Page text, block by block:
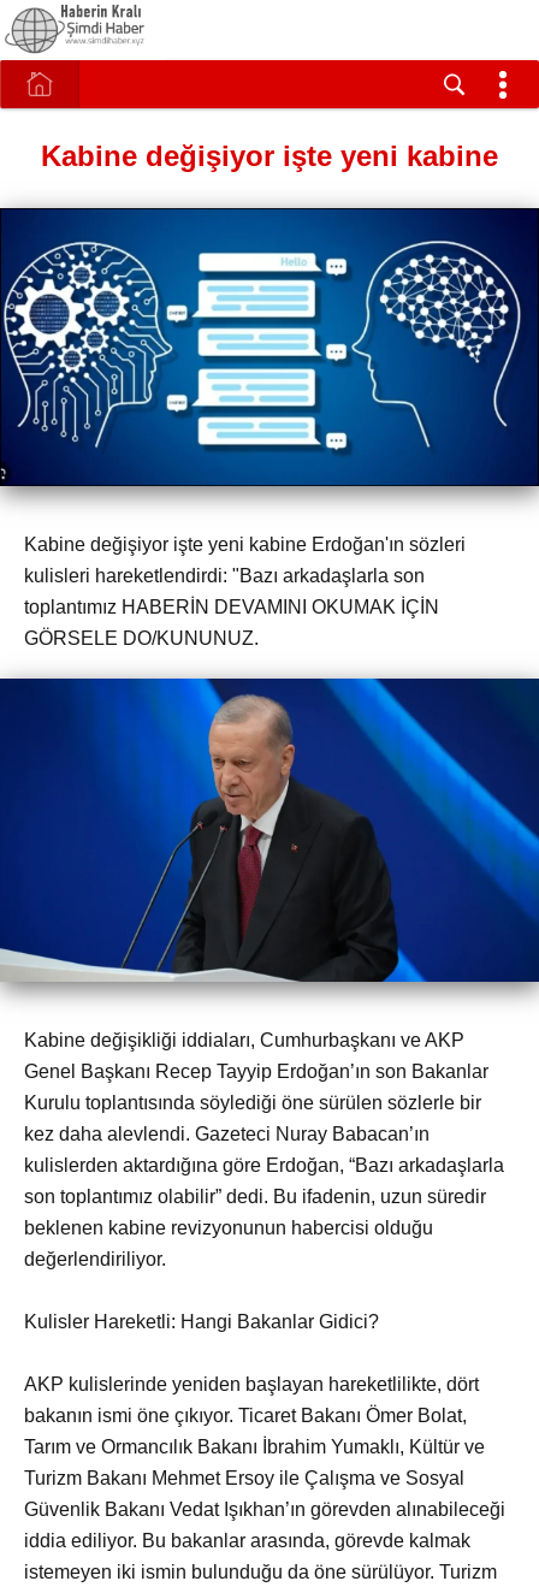
Kabine değişiyor işte yeni kabine
Kabine değişiyor işte yeni kabine Erdoğan'ın sözleri
kulisleri hareketlendirdi: "Bazı arkadaşlarla son
toplantımız HABERİN DEVAMINI OKUMAK İÇİN
GÖRSELE DO/KUNUNUZ.
Kabine değişikliği iddiaları, Cumhurbaşkanı ve AKP
Genel Başkanı Recep Tayyip Erdoğan’ın son Bakanlar
Kurulu toplantısında söylediği öne sürülen sözlerle bir
kez daha alevlendi. Gazeteci Nuray Babacan’ın
kulislerden aktardığına göre Erdoğan, “Bazı arkadaşlarla
son toplantımız olabilir” dedi. Bu ifadenin, uzun süredir
beklenen kabine revizyonunun habercisi olduğu
değerlendiriliyor.
Kulisler Hareketli: Hangi Bakanlar Gidici?
AKP kulislerinde yeniden başlayan hareketlilikte, dört
bakanın ismi öne çıkıyor. Ticaret Bakanı Ömer Bolat,
Tarım ve Ormancılık Bakanı İbrahim Yumaklı, Kültür ve
Turizm Bakanı Mehmet Ersoy ile Çalışma ve Sosyal
Güvenlik Bakanı Vedat Işıkhan’ın görevden alınabileceği
iddia ediliyor. Bu bakanlar arasında, görevde kalmak
istemeyen iki ismin bulunduğu da öne sürülüyor. Turizm